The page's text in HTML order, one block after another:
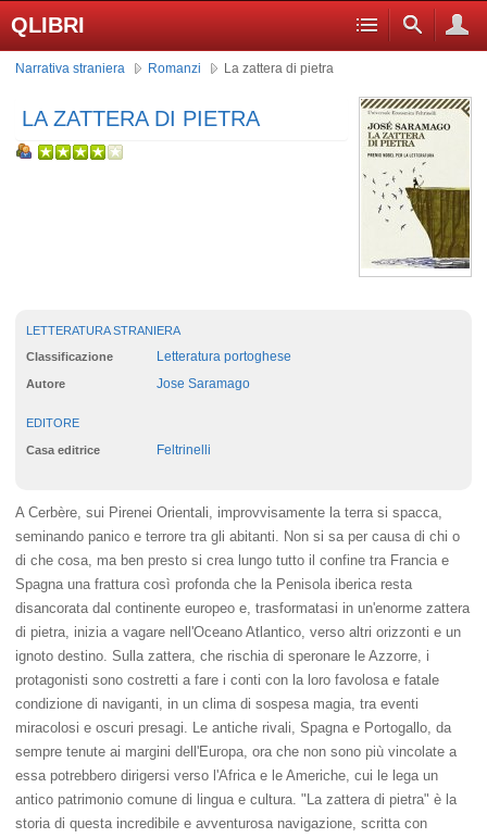
QLIBRI
Narrativa straniera Romanzi La zattera di pietra
LA ZATTERA DI PIETRA
LETTERATURA STRANIERA
Classificazione Letteratura portoghese
Autore Jose Saramago
EDITORE
Casa editrice Feltrinelli
A Cerbère, sui Pirenei Orientali, improvvisamente la terra si spacca,
seminando panico e terrore tra gli abitanti. Non si sa per causa di chi o
di che cosa, ma ben presto si crea lungo tutto il confine tra Francia e
Spagna una frattura così profonda che la Penisola iberica resta
disancorata dal continente europeo e, trasformatasi in un'enorme zattera
di pietra, inizia a vagare nell'Oceano Atlantico, verso altri orizzonti e un
ignoto destino. Sulla zattera, che rischia di speronare le Azzorre, i
protagonisti sono costretti a fare i conti con la loro favolosa e fatale
condizione di naviganti, in un clima di sospesa magia, tra eventi
miracolosi e oscuri presagi. Le antiche rivali, Spagna e Portogallo, da
sempre tenute ai margini dell'Europa, ora che non sono più vincolate a
essa potrebbero dirigersi verso l'Africa e le Americhe, cui le lega un
antico patrimonio comune di lingua e cultura. "La zattera di pietra" è la
storia di questa incredibile e avventurosa navigazione, scritta con